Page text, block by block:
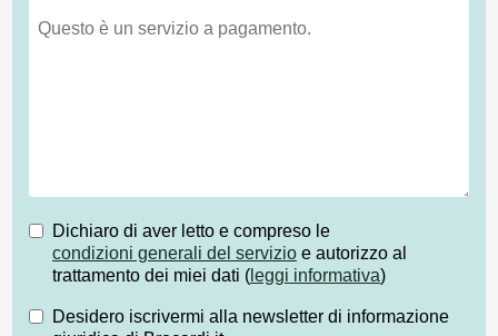
Dichiaro di aver letto e compreso le
condizioni generali del servizio e autorizzo al
trattamento dei miei dati ( leggi informativa)
Desidero iscrivermi alla newsletter di informazione